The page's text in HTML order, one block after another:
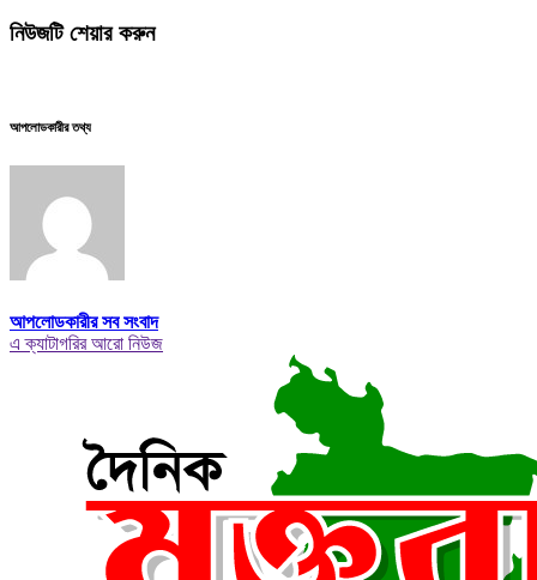
নিউজটি শেয়ার করুন
আপলোডকারীর তথ্য
আপলোডকারীর সব সংবাদ
এ ক্যাটাগরির আরো নিউজ